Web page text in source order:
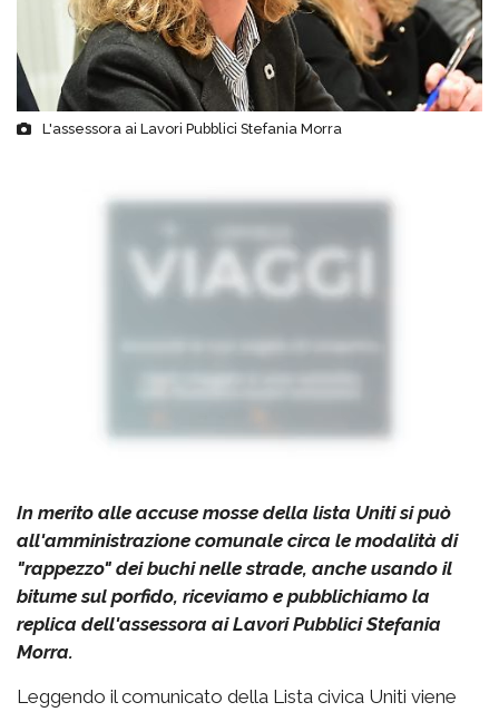
L'assessora ai Lavori Pubblici Stefania Morra
In merito alle accuse mosse della lista Uniti si può
all'amministrazione comunale circa le modalità di
"rappezzo" dei buchi nelle strade, anche usando il
bitume sul porfido, riceviamo e pubblichiamo la
replica dell'assessora ai Lavori Pubblici Stefania
Morra.
Leggendo il comunicato della Lista civica Uniti viene